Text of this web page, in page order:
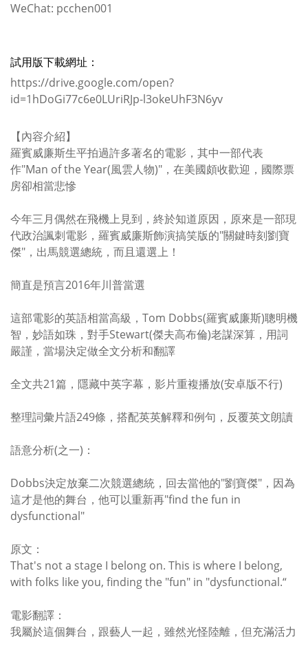
WeChat: pcchen001
試用版下載網址：
https://drive.google.com/open?
id=1hDoGi77c6e0LUriRJp-l3okeUhF3N6yv
【內容介紹】
羅賓威廉斯生平拍過許多著名的電影，其中一部代表
作"Man of the Year(風雲人物)"，在美國頗收歡迎，國際票
房卻相當悲慘
今年三月偶然在飛機上見到，終於知道原因，原來是一部現
代政治諷刺電影，羅賓威廉斯飾演搞笑版的"關鍵時刻劉寶
傑"，出馬競選總統，而且還選上！
簡直是預言2016年川普當選
這部電影的英語相當高級，Tom Dobbs(羅賓威廉斯)聰明機
智，妙語如珠，對手Stewart(傑夫高布倫)老謀深算，用詞
嚴謹，當場決定做全文分析和翻譯
全文共21篇，隱藏中英字幕，影片重複播放(安卓版不行)
整理詞彙片語249條，搭配英英解釋和例句，反覆英文朗讀
語意分析(之一)：
Dobbs決定放棄二次競選總統，回去當他的"劉寶傑"，因為
這才是他的舞台，他可以重新再"find the fun in
dysfunctional"
原文：
That's not a stage I belong on. This is where I belong,
with folks like you, finding the "fun" in "dysfunctional.“
電影翻譯：
我屬於這個舞台，跟藝人一起，雖然光怪陸離，但充滿活力